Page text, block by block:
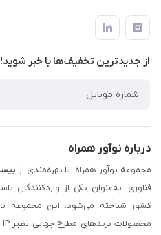
۲۳، طبقه سوم
حساب کاربری
تماس با ما
قوانین و مقررات
حریم خصوصی
شرایط گارانتی
ثبت شکایت
از جدید‌ترین تخفیف‌ها با‌ خبر شوید!
درباره نوآور همراه
مجموعه نوآور همراه، با بهره‌مندی از
فناوری، به‌عنوان یکی از واردکنندگان
کشور شناخته می‌شود. این مجموعه